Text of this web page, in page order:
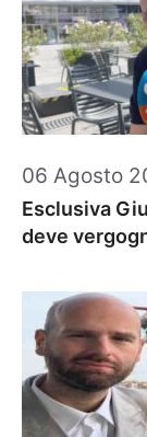
06 Agosto
Esclusiva
deve